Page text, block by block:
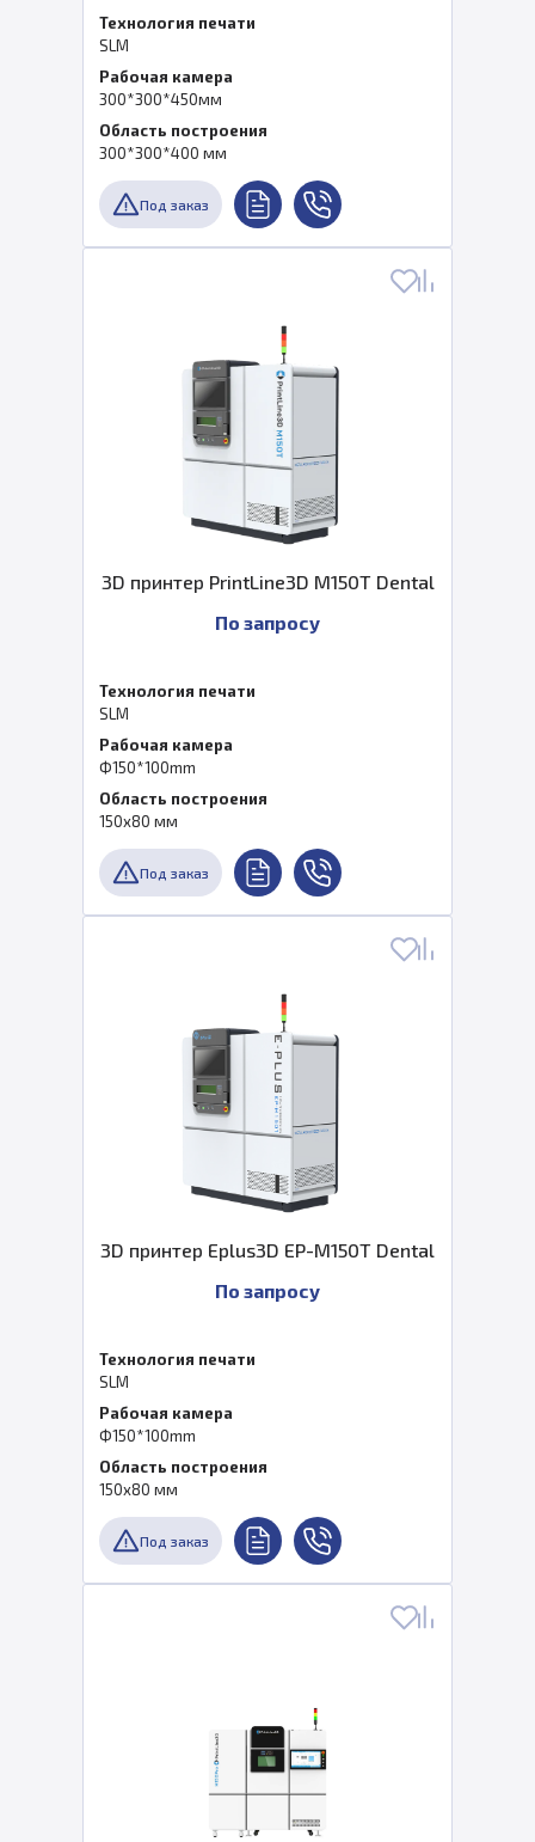
Технология печати
SLM
Рабочая камера
300*300*450мм
Область построения
300*300*400 мм
Под заказ
3D принтер PrintLine3D M150T Dental
По запросу
Технология печати
SLM
Рабочая камера
Ф150*100mm
Область построения
150х80 мм
Под заказ
3D принтер Eplus3D EP-M150T Dental
По запросу
Технология печати
SLM
Рабочая камера
Ф150*100mm
Область построения
150х80 мм
Под заказ